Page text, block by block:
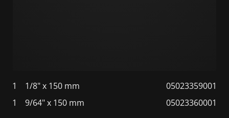
1 1/8" x 150 mm
05023359001
1
9/64" x 150 mm 05023360001